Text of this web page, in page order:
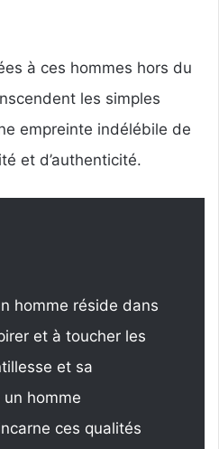
à ces hommes hors du
les simples
empreinte indélébile de
et d’authenticité.
homme réside dans
et à toucher les
et sa
homme
ces qualités